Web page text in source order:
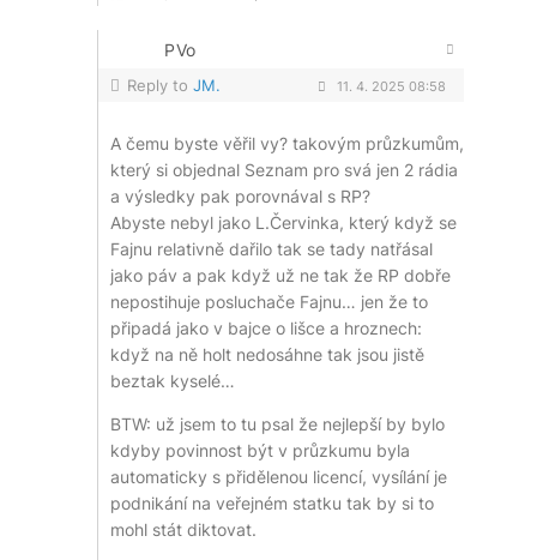
PVo
Reply to JM. 11. 4. 2025 08:58
A čemu byste věřil vy? takovým průzkumům,
který si objednal Seznam pro svá jen 2 rádia
a výsledky pak porovnával s RP?
Abyste nebyl jako L.Červinka, který když se
Fajnu relativně dařilo tak se tady natřásal
jako páv a pak když už ne tak že RP dobře
nepostihuje posluchače Fajnu… jen že to
připadá jako v bajce o lišce a hroznech:
když na ně holt nedosáhne tak jsou jistě
beztak kyselé…
BTW: už jsem to tu psal že nejlepší by bylo
kdyby povinnost být v průzkumu byla
automaticky s přidělenou licencí, vysílání je
podnikání na veřejném statku tak by si to
mohl stát diktovat.